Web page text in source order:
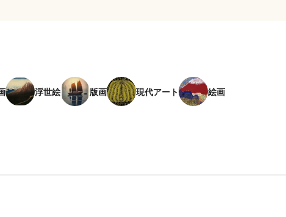
浮世絵 版画 現代アート 絵画